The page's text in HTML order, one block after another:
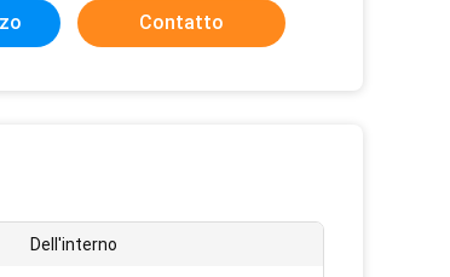
Contatto
Dell'interno